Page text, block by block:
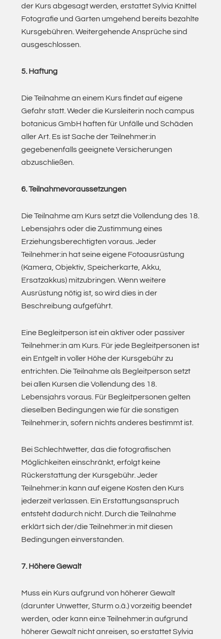
der Kurs abgesagt werden, erstattet Sylvia Knittel
Fotografie und Garten umgehend bereits bezahlte
Kursgebühren. Weitergehende Ansprüche sind
ausgeschlossen.
5. Haftung
Die Teilnahme an einem Kurs findet auf eigene
Gefahr statt. Weder die Kursleiterin noch campus
botanicus GmbH haften für Unfälle und Schäden
aller Art. Es ist Sache der Teilnehmer:in
gegebenenfalls geeignete Versicherungen
abzuschließen.
6. Teilnahmevoraussetzungen
Die Teilnahme am Kurs setzt die Vollendung des 18.
Lebensjahrs oder die Zustimmung eines
Erziehungsberechtigten voraus. Jeder
Teilnehmer:in hat seine eigene Fotoausrüstung
(Kamera, Objektiv, Speicherkarte, Akku,
Ersatzakkus) mitzubringen. Wenn weitere
Ausrüstung nötig ist, so wird dies in der
Beschreibung aufgeführt.
Eine Begleitperson ist ein aktiver oder passiver
Teilnehmer:in am Kurs. Für jede Begleitpersonen ist
ein Entgelt in voller Höhe der Kursgebühr zu
entrichten. Die Teilnahme als Begleitperson setzt
bei allen Kursen die Vollendung des 18.
Lebensjahrs voraus. Für Begleitpersonen gelten
dieselben Bedingungen wie für die sonstigen
Teilnehmer:in, sofern nichts anderes bestimmt ist.
Bei Schlechtwetter, das die fotografischen
Möglichkeiten einschränkt, erfolgt keine
Rückerstattung der Kursgebühr. Jeder
Teilnehmer:in kann auf eigene Kosten den Kurs
jederzeit verlassen. Ein Erstattungsanspruch
entsteht dadurch nicht. Durch die Teilnahme
erklärt sich der/die Teilnehmer:in mit diesen
Bedingungen einverstanden.
7. Höhere Gewalt
Muss ein Kurs aufgrund von höherer Gewalt
(darunter Unwetter, Sturm o.ä.) vorzeitig beendet
werden, oder kann ein:e Teilnehmer:in aufgrund
höherer Gewalt nicht anreisen, so erstattet Sylvia